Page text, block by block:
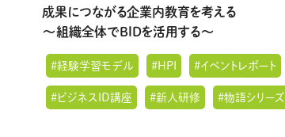
成果につながる企業内教育を考える
～組織全体でBIDを活用する～
#経験学習モデル #HPI #イベントレポート
#ビジネスID講座 #新人研修 #物語シリーズ